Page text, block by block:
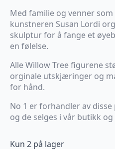
Med familie og venner
kunstneren Susan Lordi
skulptur for å fange et
en følelse.
Alle Willow Tree figurene
orginale utskjæringer og
for hånd.
No 1 er forhandler av
og de selges i vår butikk
Kun 2 på lager